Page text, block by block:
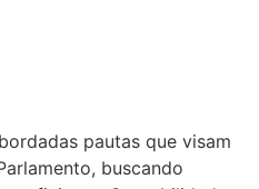
pautas que visam
buscando